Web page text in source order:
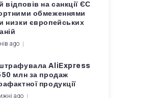
відповів на санкції ЄС
обмеженнями
низки європейських
ago
AliExpress
млн за продаж
продукції
ago